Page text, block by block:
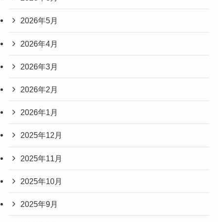
2026年5月
2026年4月
2026年3月
2026年2月
2026年1月
2025年12月
2025年11月
2025年10月
2025年9月